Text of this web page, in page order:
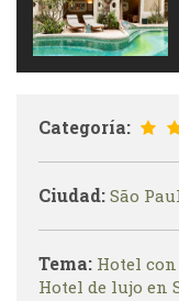
Categoría:
Ciudad: São
Tema: Hotel
Hotel de lujo en